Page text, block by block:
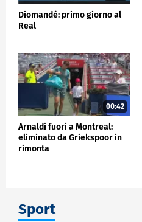
Diomandé: primo giorno al
Real
00:42
Arnaldi fuori a Montreal:
eliminato da Griekspoor in
rimonta
Sport